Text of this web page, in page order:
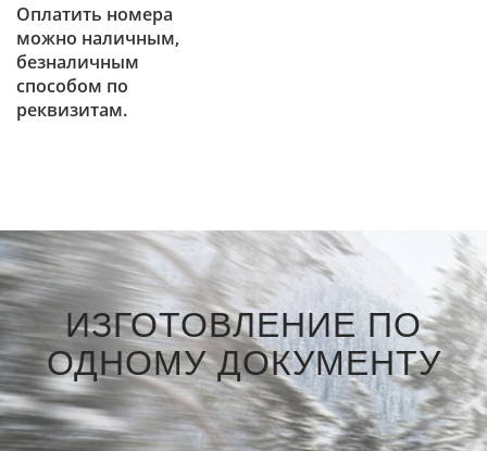
Оплатить номера
можно наличным,
безналичным
способом по
реквизитам.
ИЗГОТОВЛЕНИЕ ПО
ОДНОМУ ДОКУМЕНТУ